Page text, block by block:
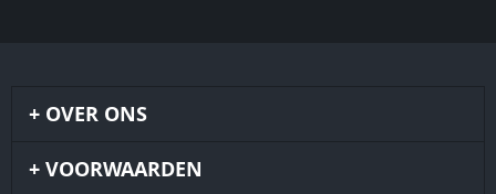
OVER ONS
VOORWAARDEN